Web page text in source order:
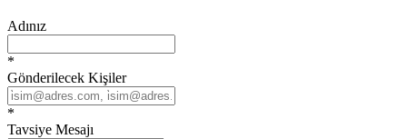
Adınız
*
Gönderilecek Kişiler
*
Tavsiye Mesajı